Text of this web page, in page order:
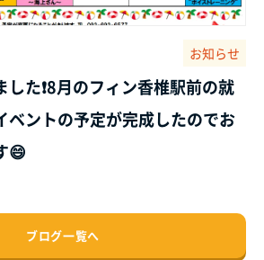
お知らせ
た❗8月のフィン香椎駅前の就
ベントの予定が完成したのでお
😄
ブログ一覧へ